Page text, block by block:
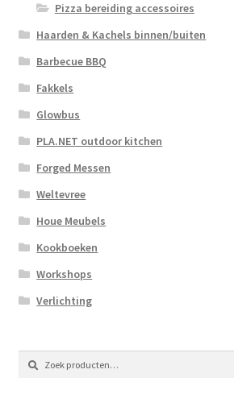
Pizza bereiding accessoires
Haarden & Kachels binnen/buiten
Barbecue BBQ
Fakkels
Glowbus
PLA.NET outdoor kitchen
Forged Messen
Weltevree
Houe Meubels
Kookboeken
Workshops
Verlichting
Zoeken
naar:
Zoeken